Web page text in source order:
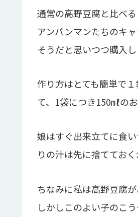
通常の高野豆腐と比べ
アンパンマンたちのキ
そうだと思いつつ購入
作り方はとても簡単で
て、1袋につき150㎖の
娘はすぐ出来立てに食
りの汁は先に捨ててお
ちなみに私は高野豆腐
しかしこのよい子のこ